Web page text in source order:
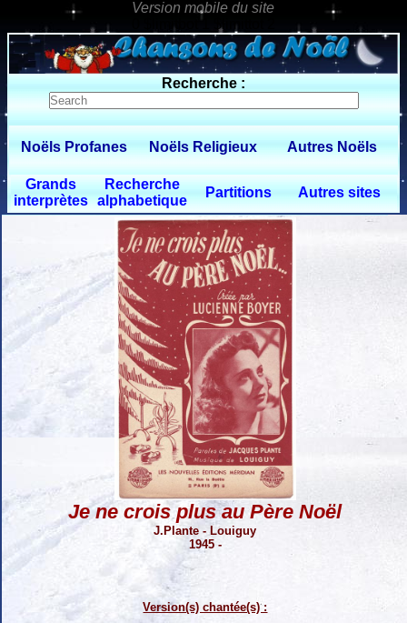
0 $limitbot 1 $limittot 2
Recherche :
Noëls Profanes Noëls Religieux Autres Noëls
Grands
interprètes
Recherche
alphabetique
Partitions Autres sites
Je ne crois plus au Père Noël
J.Plante - Louiguy
1945 -
Version(s) chantée(s) :